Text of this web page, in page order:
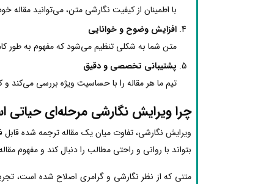
با اطمینان از کیفیت نگارشی متن، می‌توانید مقاله
افزایش وضوح و خوانایی
متن شما به شکلی تنظیم می‌شود که مفهوم به طور
پشتیبانی تخصصی و دقیق
تیم ما هر مقاله را با حساسیت ویژه بررسی می‌کند
چرا ویرایش نگارشی مرحله‌ای حیاتی
ویرایش نگارشی، تفاوت میان یک مقاله ترجمه شده
بتواند با روانی و راحتی مطالب را دنبال کند و مفهوم
متنی که از نظر نگارشی و گرامری اصلاح شده است،